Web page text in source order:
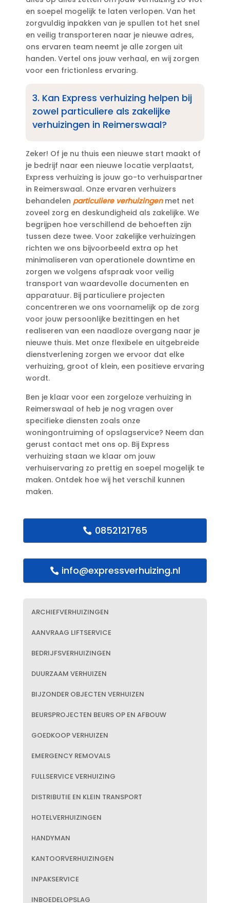
en soepel mogelijk te laten verlopen.​ Van het
zorgvuldig inpakken van je spullen tot het snel
en veilig transporteren naar je nieuwe adres,
ons ervaren team neemt je alle zorgen uit
handen.​ Vertel ons jouw verhaal, en wij zorgen
voor een frictionless ervaring.​
3.​ Kan Express verhuizing helpen bij
zowel particuliere als zakelijke
verhuizingen in Reimerswaal?
Zeker! Of je nu thuis een nieuwe start maakt of
je bedrijf naar een nieuwe locatie verplaatst,
Express verhuizing is jouw go-to verhuispartner
in Reimerswaal.​ Onze ervaren verhuizers
behandelen particuliere verhuizingenmet net
zoveel zorg en deskundigheid als zakelijke.​ We
begrijpen hoe verschillend de behoeften zijn
tussen deze twee.​ Voor zakelijke verhuizingen
richten we ons bijvoorbeeld extra op het
minimaliseren van operationele downtime en
zorgen we volgens afspraak voor veilig
transport van waardevolle documenten en
apparatuur.​ Bij particuliere projecten
concentreren we ons voornamelijk op de zorg
voor jouw persoonlijke bezittingen en het
realiseren van een naadloze overgang naar je
nieuwe thuis.​ Met onze flexibele en uitgebreide
dienstverlening zorgen we ervoor dat elke
verhuizing, groot of klein, een positieve ervaring
wordt.​
Ben je klaar voor een zorgeloze verhuizing in
Reimerswaal of heb je nog vragen over
specifieke diensten zoals onze
woningontruiming of opslagservice? Neem dan
gerust contact met ons op.​ Bij Express
verhuizing staan we klaar om jouw
verhuiservaring zo prettig en soepel mogelijk te
maken.​ Ontdek hoe wij het verschil kunnen
maken.​
0852121765
info@expressverhuizing.nl
ARCHIEFVERHUIZINGEN
AANVRAAG LIFTSERVICE
BEDRIJFSVERHUIZINGEN
DUURZAAM VERHUIZEN
BIJZONDER OBJECTEN VERHUIZEN
BEURSPROJECTEN BEURS OP EN AFBOUW
GOEDKOOP VERHUIZEN
EMERGENCY REMOVALS
FULLSERVICE VERHUIZING
DISTRIBUTIE EN KLEIN TRANSPORT
HOTELVERHUIZINGEN
HANDYMAN
KANTOORVERHUIZINGEN
INPAKSERVICE
INBOEDELOPSLAG